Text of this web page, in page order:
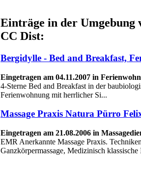
Einträge in der Umgebung
CC Dist:
Bergidylle - Bed and Breakfast,
Eingetragen am 04.11.2007 in
4-Sterne Bed and Breakfast in der
Ferienwohnung mit herrlicher Si...
Massage Praxis Natura Pürro
Eingetragen am 21.08.2006 in
EMR Anerkannte Massage Praxis.
Ganzkörpermassage, Medizinisch klassische